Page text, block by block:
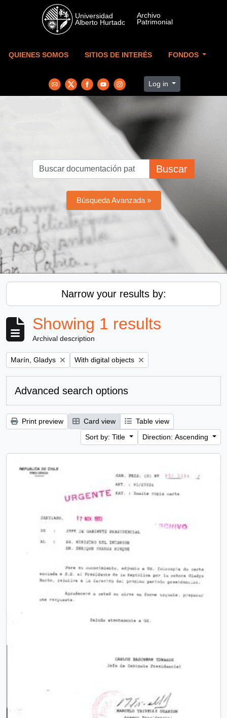
Skip to main content
QUIENES SOMOS SITIOS DE INTERÉS FONDOS
Log in
Buscar
Búsqueda Avanzada »
Narrow your results by:
Showing 1 results
Archival description
Remove filter:
Marín, Gladys Remove filter:
With digital objects
Advanced search options
Print preview Card view
Table view
Sort by: Title
Direction: Ascending